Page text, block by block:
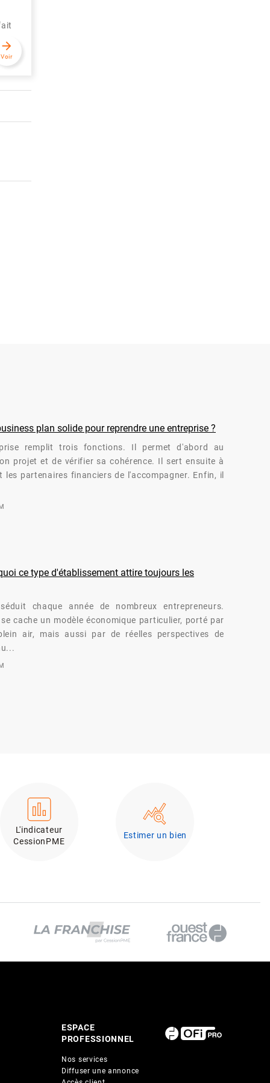
arrow_forward
Voir
plan solide pour reprendre une entreprise ?
remplit trois fonctions. Il permet d'abord au
projet et de vérifier sa cohérence. Il sert ensuite à
les partenaires financiers de l'accompagner. Enfin, il
ce type d'établissement attire toujours les
chaque année de nombreux entrepreneurs.
cache un modèle économique particulier, porté par
air, mais aussi par de réelles perspectives de
L'indicateur
CessionPME
Estimer un bien
ESPACE
PROFESSIONNEL
Nos services
Diffuser une annonce